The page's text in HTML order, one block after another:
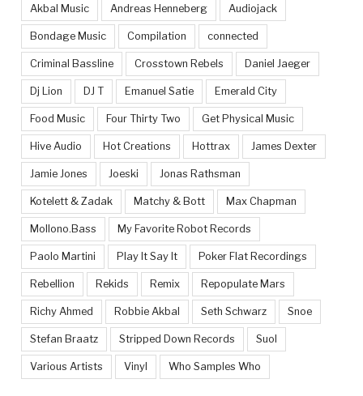
Akbal Music Andreas Henneberg Audiojack
Bondage Music Compilation connected
Criminal Bassline Crosstown Rebels Daniel Jaeger
Dj Lion DJ T Emanuel Satie Emerald City
Food Music Four Thirty Two Get Physical Music
Hive Audio Hot Creations Hottrax James Dexter
Jamie Jones Joeski Jonas Rathsman
Kotelett & Zadak Matchy & Bott Max Chapman
Mollono.Bass My Favorite Robot Records
Paolo Martini Play It Say It Poker Flat Recordings
Rebellion Rekids Remix Repopulate Mars
Richy Ahmed Robbie Akbal Seth Schwarz Snoe
Stefan Braatz Stripped Down Records Suol
Various Artists Vinyl Who Samples Who